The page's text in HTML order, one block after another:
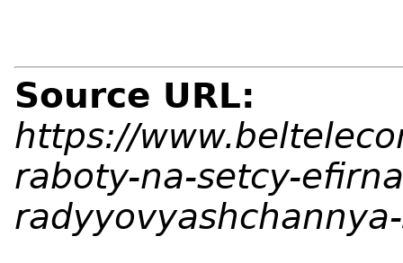
Source URL:
https://
raboty-na-setcy-